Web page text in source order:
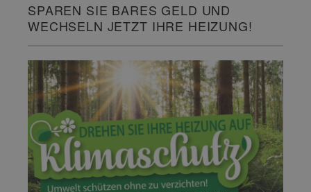
SPAREN SIE BARES GELD UND
WECHSELN JETZT IHRE HEIZUNG!